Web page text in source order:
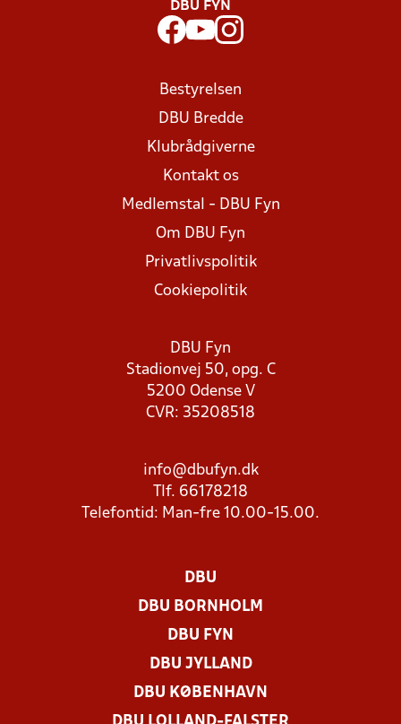
DBU FYN
Bestyrelsen
DBU Bredde
Klubrådgiverne
Kontakt os
Medlemstal - DBU Fyn
Om DBU Fyn
Privatlivspolitik
Cookiepolitik
DBU Fyn
Stadionvej 50, opg. C
5200 Odense V
CVR: 35208518
info@dbufyn.dk
Tlf. 66178218
Telefontid: Man-fre 10.00-15.00.
DBU
DBU BORNHOLM
DBU FYN
DBU JYLLAND
DBU KØBENHAVN